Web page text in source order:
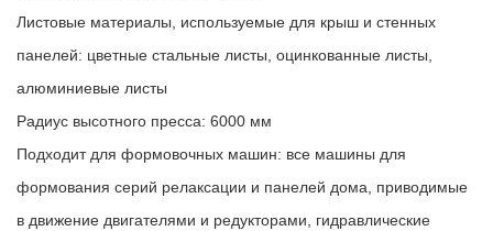
Листовые материалы, используемые для крыш и стенных
панелей: цветные стальные листы, оцинкованные листы,
алюминиевые листы
Радиус высотного пресса: 6000 мм
Подходит для формовочных машин: все машины для
формования серий релаксации и панелей дома, приводимые
в движение двигателями и редукторами, гидравлические